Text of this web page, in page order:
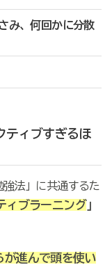
み、何回かに分散
ティブすぎるほ
法」に共通するた
ィブラーニング」
が進んで頭を使い